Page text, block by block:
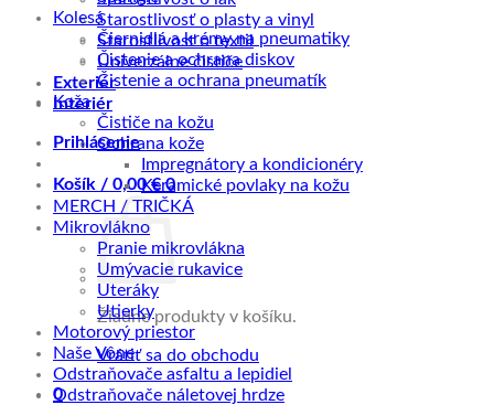
Starostlivosť o plasty a vinyl
Starostlivosť o textil
Univerzálne čističe
Exteriér
Interiér
Prihlásenie
Košík / 0,00€ 0
Žiadne produkty v košíku.
Vrátiť sa do obchodu
0
Kolesá
Čiernidlá a krémy na pneumatiky
Čistenie a ochrana diskov
Čistenie a ochrana pneumatík
Koža
Čističe na kožu
Ochrana kože
Impregnátory a kondicionéry
Keramické povlaky na kožu
MERCH / TRIČKÁ
Mikrovlákno
Pranie mikrovlákna
Umývacie rukavice
Uteráky
Utierky
Motorový priestor
Naše Vône
Odstraňovače asfaltu a lepidiel
Odstraňovače náletovej hrdze